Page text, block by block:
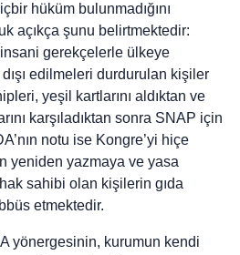
hüküm bulunmadığını
açıkça şunu belirtmektedir:
insani gerekçelerle ülkeye
dışı edilmeleri durdurulan kişiler
yeşil kartlarını aldıktan ve
karşıladıktan sonra SNAP için
notu ise Kongre’yi hiçe
yeniden yazmaya ve yasa
sahibi olan kişilerin gıda
etmektedir.
yönergesinin, kurumun kendi